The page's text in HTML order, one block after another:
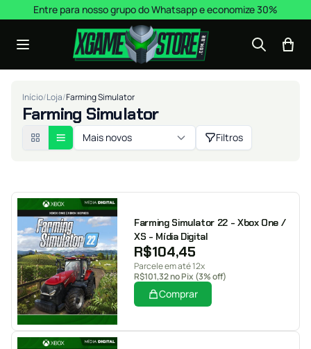
Pular para o conteúdo
Entre para nosso grupo do Whatsapp e economize 30%
Início/Loja/Farming Simulator
Farming Simulator
Mais novos Filtros
Farming Simulator 22 - Xbox One /
XS - Mídia Digital
R$104,45
Parcele em até 12x
R$101,32no Pix (3% off)
Comprar